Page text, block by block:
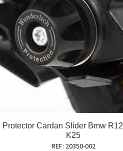
Protector Cardan Slider Bmw
K25
REF: 20350-002